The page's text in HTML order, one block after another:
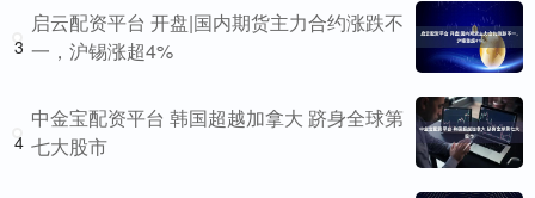
3
启云配资平台 开盘|国内期货主力合约涨跌不
一，沪锡涨超4%
4
中金宝配资平台 韩国超越加拿大 跻身全球第
七大股市